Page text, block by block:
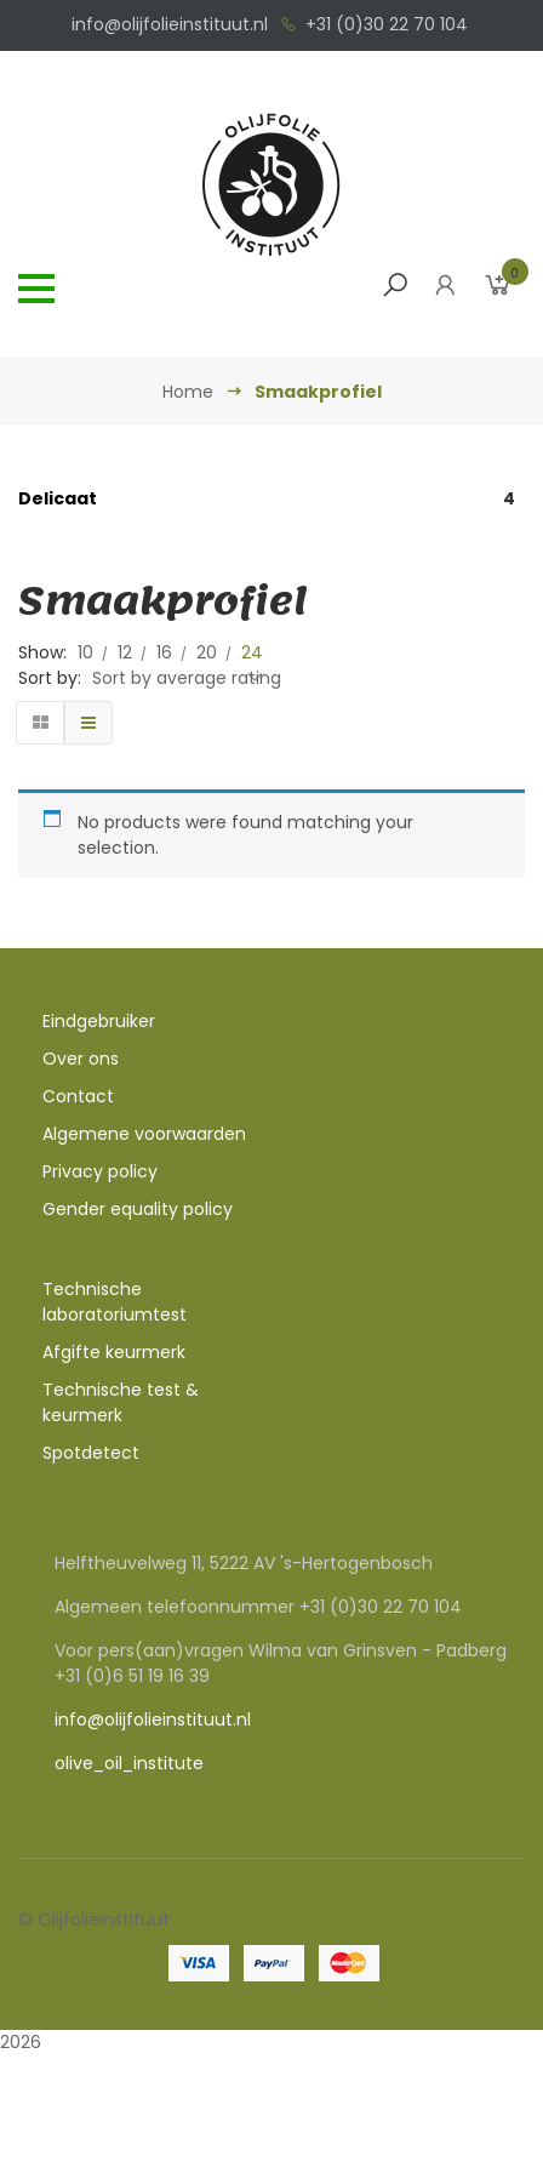
info@olijfolieinstituut.nl +31 (0)30 22 70 104
0
Home Smaakprofiel
Delicaat 4
Smaakprofiel
Show: 10 12 16 20
24
Sort by: Sort by average rating
No products were found matching your
selection.
Eindgebruiker
Over ons
Contact
Algemene voorwaarden
Privacy policy
Gender equality policy
Technische
laboratoriumtest
Afgifte keurmerk
Technische test &
keurmerk
Spotdetect
Helftheuvelweg 11, 5222 AV 's-Hertogenbosch
Algemeen telefoonnummer +31 (0)30 22 70 104
Voor pers(aan)vragen Wilma van Grinsven - Padberg
+31 (0)6 51 19 16 39
info@olijfolieinstituut.nl
olive_oil_institute
© Olijfolieinstituut
2026